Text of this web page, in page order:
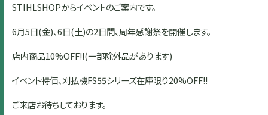
STIHLSHOPからイベントのご案内です。
6月5日(金)、6日(土)の2日間、周年感謝祭を開催します。
店内商品10%OFF‼(一部除外品があります)
イベント特価、刈払機FS55シリーズ在庫限り20%OFF‼
ご来店お待ちしております。